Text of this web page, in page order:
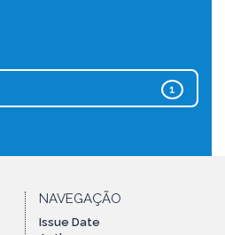
1
NAVEGAÇÃO
Issue Date